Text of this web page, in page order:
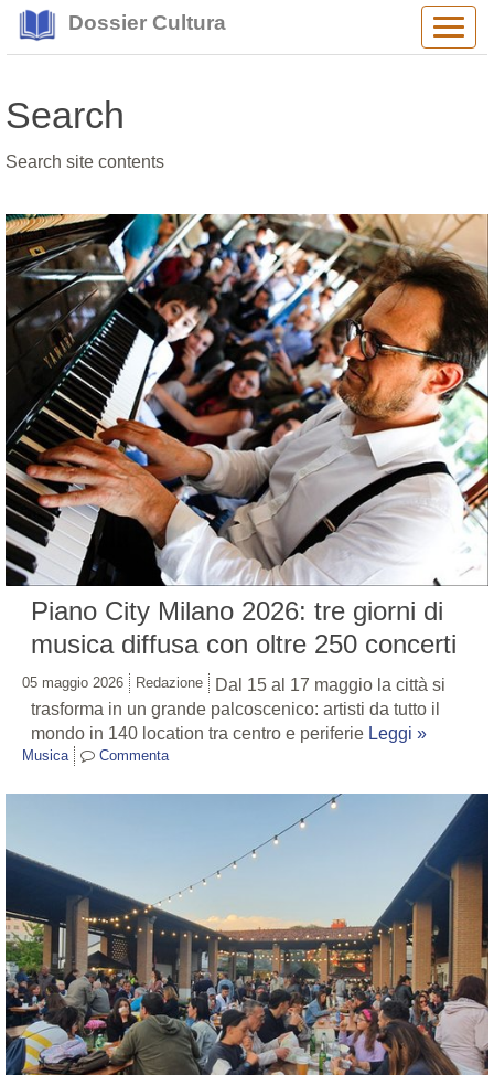
Dossier Cultura
Search
Search site contents
Piano City Milano 2026: tre giorni di
musica diffusa con oltre 250 concerti
05 maggio 2026 Redazione
Dal 15 al 17 maggio la città si
trasforma in un grande palcoscenico: artisti da tutto il
mondo in 140 location tra centro e periferie Leggi »
Musica Commenta